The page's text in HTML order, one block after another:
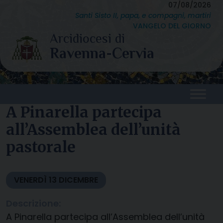
content
07/08/2026
Santi Sisto II, papa, e compagni, martiri
VANGELO DEL GIORNO
A Pinarella partecipa
all’Assemblea dell’unità
pastorale
VENERDÌ 13 DICEMBRE
A Pinarella partecipa all’Assemblea dell’unità